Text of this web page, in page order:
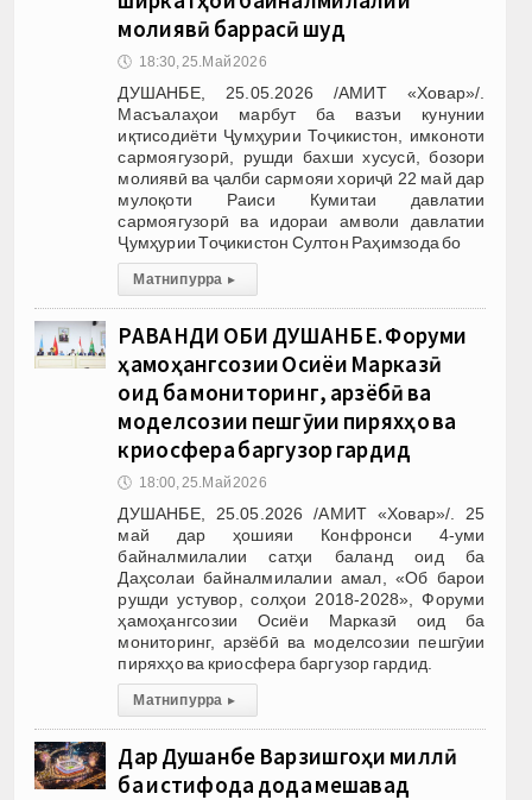
молиявӣ баррасӣ шуд
🕔 18:30, 25.Май 2026
ДУШАНБЕ, 25.05.2026 /АМИТ «Ховар»/.
Масъалаҳои марбут ба вазъи кунунии
иқтисодиёти Ҷумҳурии Тоҷикистон, имконоти
сармоягузорӣ, рушди бахши хусусӣ, бозори
молиявӣ ва ҷалби сармояи хориҷӣ 22 май дар
мулоқоти Раиси Кумитаи давлатии
сармоягузорӣ ва идораи амволи давлатии
Ҷумҳурии Тоҷикистон Султон Раҳимзода бо
Матни пурра ▸
РАВАНДИ ОБИ ДУШАНБЕ. Форуми
ҳамоҳангсозии Осиёи Марказӣ
оид ба мониторинг, арзёбӣ ва
моделсозии пешгӯии пиряхҳо ва
криосфера баргузор гардид
🕔 18:00, 25.Май 2026
ДУШАНБЕ, 25.05.2026 /АМИТ «Ховар»/. 25
май дар ҳошияи Конфронси 4-уми
байналмилалии сатҳи баланд оид ба
Даҳсолаи байналмилалии амал, «Об барои
рушди устувор, солҳои 2018-2028», Форуми
ҳамоҳангсозии Осиёи Марказӣ оид ба
мониторинг, арзёбӣ ва моделсозии пешгӯии
пиряхҳо ва криосфера баргузор гардид.
Матни пурра ▸
Дар Душанбе Варзишгоҳи миллӣ
ба истифода дода мешавад